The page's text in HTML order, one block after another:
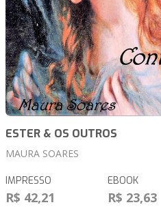
ESTER & OS OUTROS
MAURA SOARES
IMPRESSO
R$ 42,21
EBOOK
R$ 23,63